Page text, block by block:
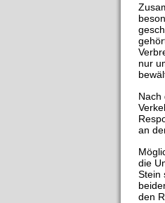
nur
Nach
an
die
Stein
den